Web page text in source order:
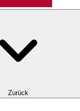
Zurück